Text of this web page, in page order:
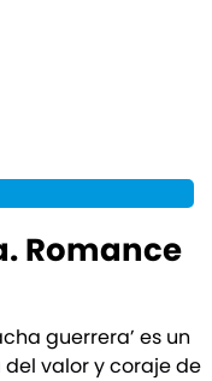
Romance
guerrera’ es un
valor y coraje de